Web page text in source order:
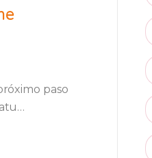
paso